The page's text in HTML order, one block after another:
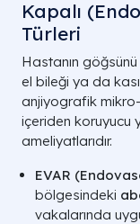
Kapalı
Türleri
Hastanın
el bileği ya da
anjiyografik
içeriden koruyucu
ameliyatlarıdır.
EVAR
bölgesindeki
vakalarında